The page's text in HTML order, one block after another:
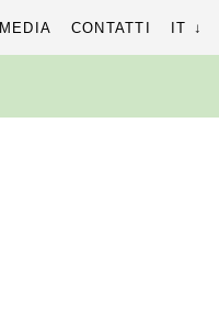
MEDIA CONTATTI IT